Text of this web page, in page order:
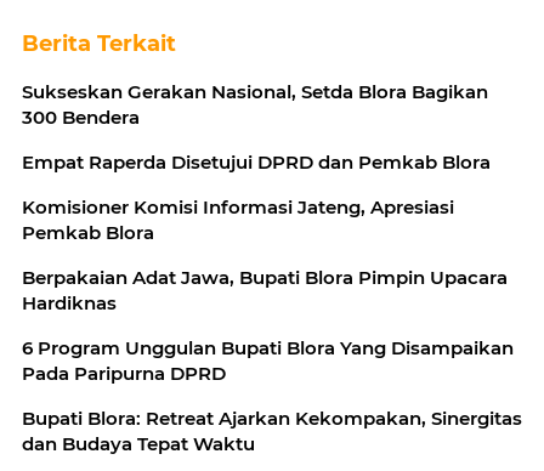
Berita Terkait
Sukseskan Gerakan Nasional, Setda Blora Bagikan
300 Bendera
Empat Raperda Disetujui DPRD dan Pemkab Blora
Komisioner Komisi Informasi Jateng, Apresiasi
Pemkab Blora
Berpakaian Adat Jawa, Bupati Blora Pimpin Upacara
Hardiknas
6 Program Unggulan Bupati Blora Yang Disampaikan
Pada Paripurna DPRD
Bupati Blora: Retreat Ajarkan Kekompakan, Sinergitas
dan Budaya Tepat Waktu